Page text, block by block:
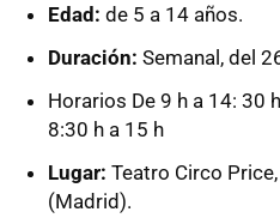
Edad: de 5 a 14 años.
Duración: Semanal, del
Horarios De 9 h a 14: 30
8:30 h a 15 h
Lugar: Teatro Circo
(Madrid).